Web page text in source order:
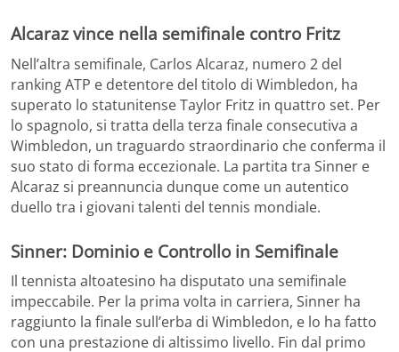
Alcaraz vince nella semifinale contro Fritz
Nell’altra semifinale, Carlos Alcaraz, numero 2 del
ranking ATP e detentore del titolo di Wimbledon, ha
superato lo statunitense Taylor Fritz in quattro set. Per
lo spagnolo, si tratta della terza finale consecutiva a
Wimbledon, un traguardo straordinario che conferma il
suo stato di forma eccezionale. La partita tra Sinner e
Alcaraz si preannuncia dunque come un autentico
duello tra i giovani talenti del tennis mondiale.
Sinner: Dominio e Controllo in Semifinale
Il tennista altoatesino ha disputato una semifinale
impeccabile. Per la prima volta in carriera, Sinner ha
raggiunto la finale sull’erba di Wimbledon, e lo ha fatto
con una prestazione di altissimo livello. Fin dal primo